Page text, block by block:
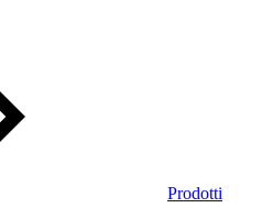
Prodotti